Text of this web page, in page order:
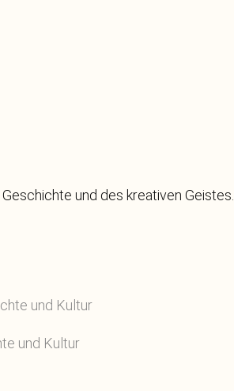
und des kreativen Geistes.
und Kultur